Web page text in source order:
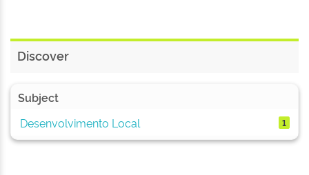
Discover
Subject
Desenvolvimento Local
1